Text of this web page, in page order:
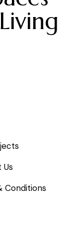
Us
Conditions